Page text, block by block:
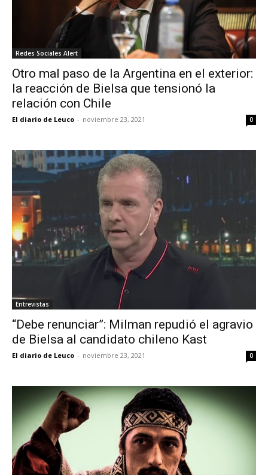
Redes Sociales Alert
Otro mal paso de la Argentina en el exterior:
la reacción de Bielsa que tensionó la
relación con Chile
El diario de Leuco - noviembre 23, 2021 0
Entrevistas
“Debe renunciar”: Milman repudió el agravio
de Bielsa al candidato chileno Kast
El diario de Leuco - noviembre 23, 2021 0